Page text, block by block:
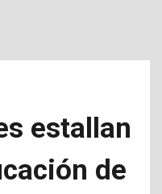
estallan
de